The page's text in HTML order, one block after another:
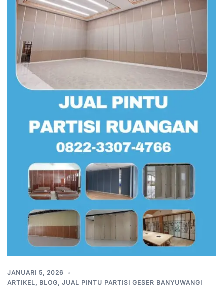
JANUARI 5, 2026
ARTIKEL, BLOG, JUAL PINTU PARTISI GESER BANYUWANGI